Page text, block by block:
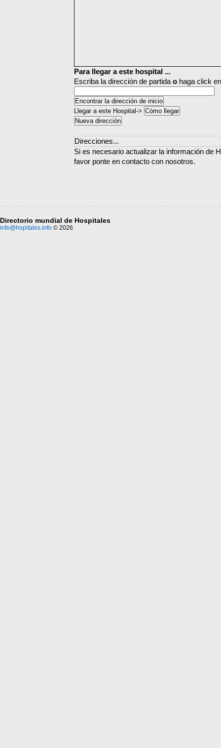
Para llegar a este hospital ...
Escriba la dirección de partida o haga click
Llegar a este Hospital->
Direcciones...
Si es necesario actualizar la información de
favor ponte en contacto con nosotros.
Directorio mundial de Hospitales
info@hopitales.info © 2026